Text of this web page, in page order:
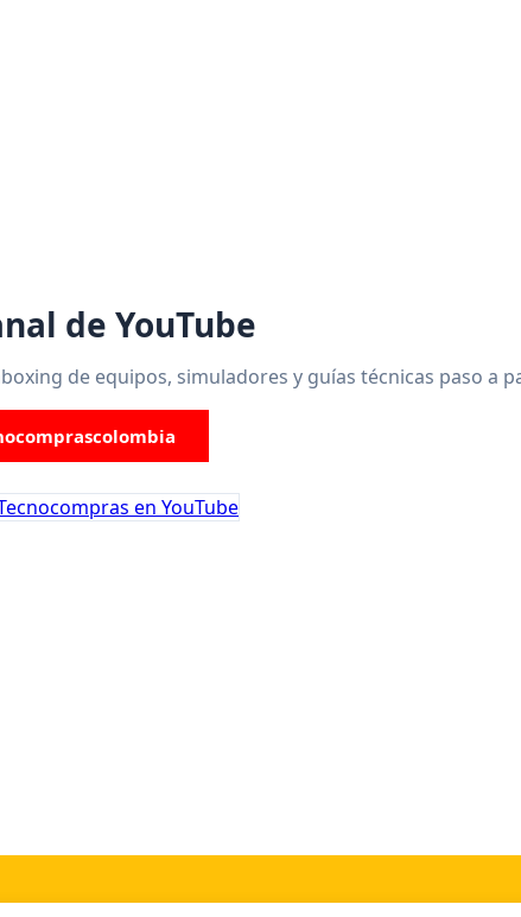
de YouTube
de equipos, simuladores y guías técnicas paso a